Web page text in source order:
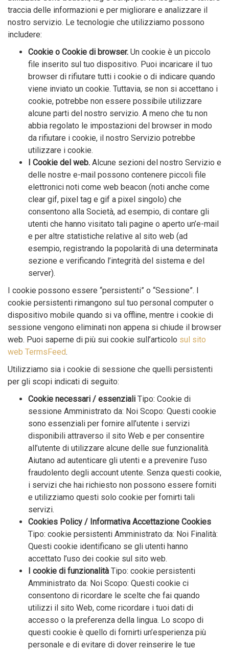
traccia delle informazioni e per migliorare e analizzare il
nostro servizio. Le tecnologie che utilizziamo possono
includere:
Cookie o Cookie di browser. Un cookie è un piccolo
file inserito sul tuo dispositivo. Puoi incaricare il tuo
browser di rifiutare tutti i cookie o di indicare quando
viene inviato un cookie. Tuttavia, se non si accettano i
cookie, potrebbe non essere possibile utilizzare
alcune parti del nostro servizio. A meno che tu non
abbia regolato le impostazioni del browser in modo
da rifiutare i cookie, il nostro Servizio potrebbe
utilizzare i cookie.
I Cookie del web. Alcune sezioni del nostro Servizio e
delle nostre e-mail possono contenere piccoli file
elettronici noti come web beacon (noti anche come
clear gif, pixel tag e gif a pixel singolo) che
consentono alla Società, ad esempio, di contare gli
utenti che hanno visitato tali pagine o aperto un’e-mail
e per altre statistiche relative al sito web (ad
esempio, registrando la popolarità di una determinata
sezione e verificando l’integrità del sistema e del
server).
I cookie possono essere “persistenti” o “Sessione”. I
cookie persistenti rimangono sul tuo personal computer o
dispositivo mobile quando si va offline, mentre i cookie di
sessione vengono eliminati non appena si chiude il browser
web. Puoi saperne di più sui cookie sull’articolo sul sito
web TermsFeed.
Utilizziamo sia i cookie di sessione che quelli persistenti
per gli scopi indicati di seguito:
Cookie necessari / essenziali Tipo: Cookie di
sessione Amministrato da: Noi Scopo: Questi cookie
sono essenziali per fornire all’utente i servizi
disponibili attraverso il sito Web e per consentire
all’utente di utilizzare alcune delle sue funzionalità.
Aiutano ad autenticare gli utenti e a prevenire l’uso
fraudolento degli account utente. Senza questi cookie,
i servizi che hai richiesto non possono essere forniti
e utilizziamo questi solo cookie per fornirti tali
servizi.
Cookies Policy / Informativa Accettazione Cookies
Tipo: cookie persistenti Amministrato da: Noi Finalità:
Questi cookie identificano se gli utenti hanno
accettato l’uso dei cookie sul sito web.
I cookie di funzionalità Tipo: cookie persistenti
Amministrato da: Noi Scopo: Questi cookie ci
consentono di ricordare le scelte che fai quando
utilizzi il sito Web, come ricordare i tuoi dati di
accesso o la preferenza della lingua. Lo scopo di
questi cookie è quello di fornirti un’esperienza più
personale e di evitare di dover reinserire le tue